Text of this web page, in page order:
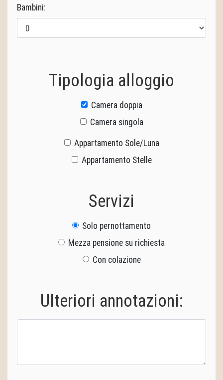
Bambini:
Tipologia alloggio
Camera doppia
Camera singola
Appartamento Sole/Luna
Appartamento Stelle
Servizi
Solo pernottamento
Mezza pensione su richiesta
Con colazione
Ulteriori annotazioni: